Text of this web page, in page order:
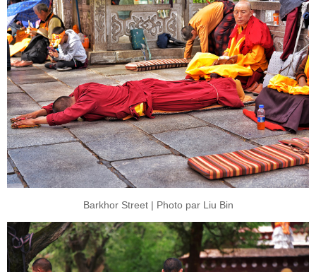
Barkhor Street | Photo par Liu Bin